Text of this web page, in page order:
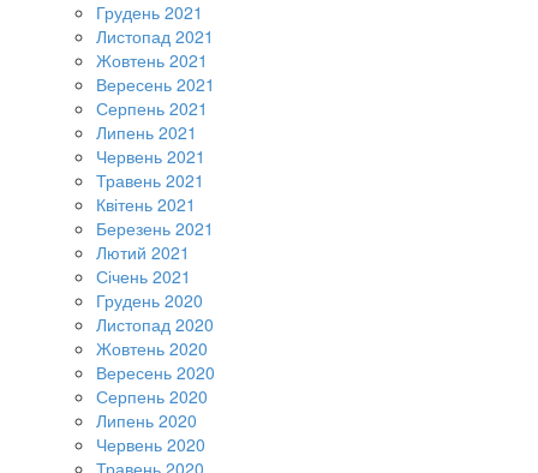
Грудень 2021
Листопад 2021
Жовтень 2021
Вересень 2021
Серпень 2021
Липень 2021
Червень 2021
Травень 2021
Квітень 2021
Березень 2021
Лютий 2021
Січень 2021
Грудень 2020
Листопад 2020
Жовтень 2020
Вересень 2020
Серпень 2020
Липень 2020
Червень 2020
Травень 2020